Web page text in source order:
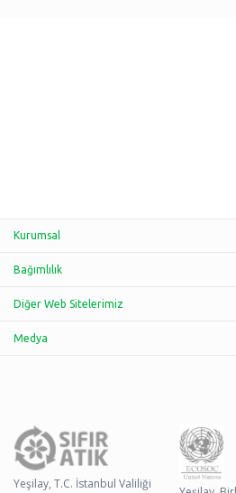
Kurumsal
Bağımlılık
Diğer Web Sitelerimiz
Medya
Yeşilay, T.C. İstanbul Valiliği